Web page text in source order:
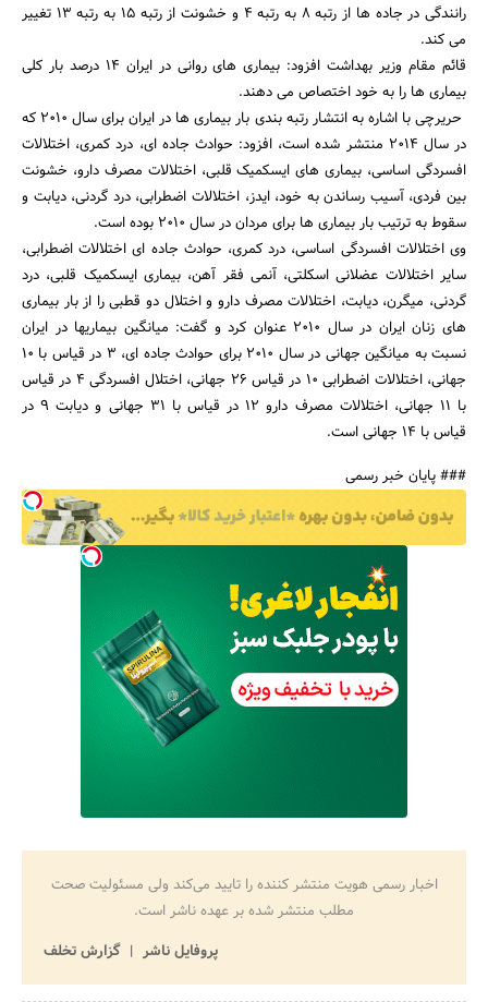
رانندگی در جاده ها از رتبه 8 به رتبه 4 و خشونت از رتبه 15 به رتبه 13 تغییر
می کند.
قائم مقام وزیر بهداشت افزود: بیماری های روانی در ایران 14 درصد بار کلی
بیماری ها را به خود اختصاص می دهند.
حریرچی با اشاره به انتشار رتبه بندی بار بیماری ها در ایران برای سال 2010 که
در سال 2014 منتشر شده است، افزود: حوادث جاده ای، درد کمری، اختلالات
افسردگی اساسی، بیماری های ایسکمیک قلبی، اختلالات مصرف دارو، خشونت
بین فردی، آسیب رساندن به خود، ایدز، اختلالات اضطرابی، درد گردنی، دیابت و
سقوط به ترتیب بار بیماری ها برای مردان در سال 2010 بوده است.
وی اختلالات افسردگی اساسی، درد کمری، حوادث جاده ای اختلالات اضطرابی،
سایر اختلالات عضلانی اسکلتی، آنمی فقر آهن، بیماری ایسکمیک قلبی، درد
گردنی، میگرن، دیابت، اختلالات مصرف دارو و اختلال دو قطبی را از بار بیماری
های زنان ایران در سال 2010 عنوان کرد و گفت: میانگین بیماریها در ایران
نسبت به میانگین جهانی در سال 2010 برای حوادث جاده ای، 3 در قیاس با 10
جهانی، اختلالات اضطرابی 10 در قیاس 26 جهانی، اختلال افسردگی 4 در قیاس
با 11 جهانی، اختلالات مصرف دارو 12 در قیاس با 31 جهانی و دیابت 9 در
قیاس با 14 جهانی است.
### پایان خبر رسمی
اخبار رسمی هویت منتشر کننده را تایید می‌کند ولی مسئولیت صحت
مطلب منتشر شده بر عهده ناشر است.
پروفایل ناشر
گزارش تخلف